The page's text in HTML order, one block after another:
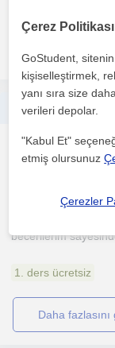
becerilerim
1. ders ücretsiz
daha
Çerez Politikası
GoStudent,
kişiselleştirmek,
yanı sıra size
verileri depolar.
"Kabul Et"
etmiş olursunuz
Çerezler